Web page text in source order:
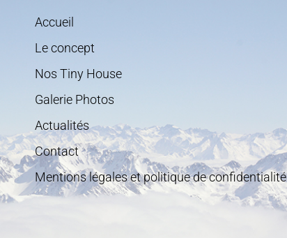
Accueil
Le concept
Nos Tiny House
Galerie Photos
Actualités
Contact
Mentions légales et politique de confidentialité